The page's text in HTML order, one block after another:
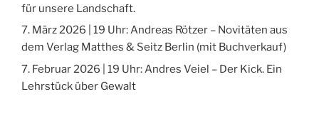
für unsere Landschaft.
7. März 2026 | 19 Uhr: Andreas Rötzer – Novitäten aus
dem Verlag Matthes & Seitz Berlin (mit Buchverkauf)
7. Februar 2026 | 19 Uhr: Andres Veiel – Der Kick. Ein
Lehrstück über Gewalt